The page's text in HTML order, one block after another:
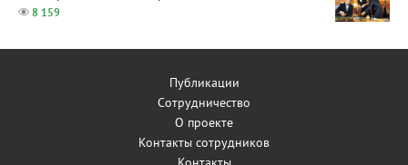
8 159
Публикации
Сотрудничество
О проекте
Контакты сотрудников